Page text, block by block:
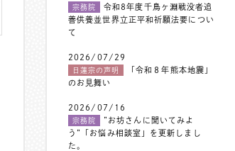
宗務院
令和8年度千鳥ヶ淵戦没者追
善供養並世界立正平和祈願法要につい
て
2026/07/29
日蓮宗の声明
「令和８年熊本地震」
のお見舞い
2026/07/16
宗務院
”お坊さんに聞いてみよ
う”「お悩み相談室」を更新しまし
た。